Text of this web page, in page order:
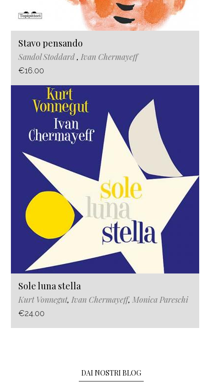
Stavo pensando
Sandol Stoddard, Ivan Chermayeff
€16.00
Sole luna stella
Kurt Vonnegut, Ivan Chermayeff, Monica Pareschi
€24.00
DAI NOSTRI BLOG